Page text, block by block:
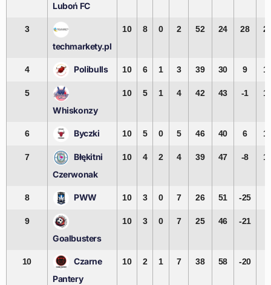
Luboń FC
3
techmarkety.pl
10 8 0 2 52 24 28
4 Polibulls 10 6 1 3 39 30 9
5
Whiskonzy
10 5 1 4 42 43 -1
6 Byczki 10 5 0 5 46 40 6
7
Błękitni
Czerwonak
10 4 2 4 39 47 -8
8 PWW 10 3 0 7 26 51 -25
9
Goalbusters
10 3 0 7 25 46 -21
10
Czarne
Pantery
10 2 1 7 38 58 -20